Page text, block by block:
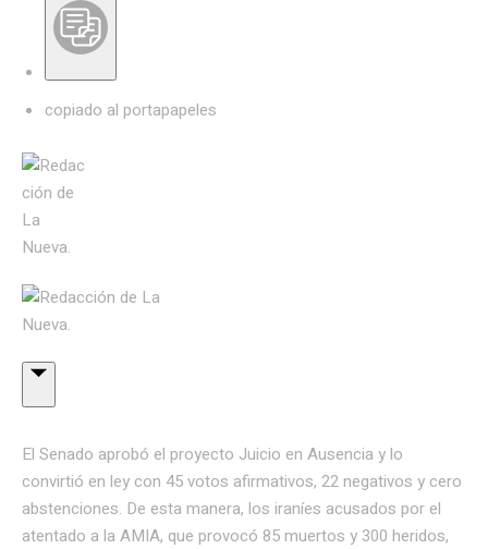
copiado al portapapeles
El Senado aprobó el proyecto Juicio en Ausencia y lo
convirtió en ley con 45 votos afirmativos, 22 negativos y cero
abstenciones. De esta manera, los iraníes acusados por el
atentado a la AMIA, que provocó 85 muertos y 300 heridos,